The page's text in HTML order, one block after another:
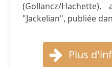
(Gollancz/
"Jackelian", publiée
Plus